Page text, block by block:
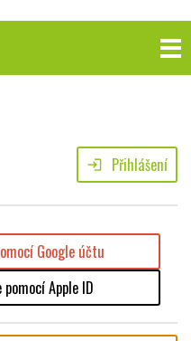
login Přihlášení
Google účtu
Apple ID